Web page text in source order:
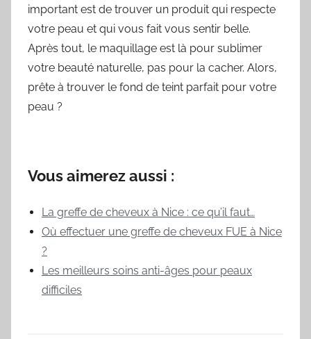
important est de trouver un produit qui respecte
votre peau et qui vous fait vous sentir belle.
Après tout, le maquillage est là pour sublimer
votre beauté naturelle, pas pour la cacher. Alors,
prête à trouver le fond de teint parfait pour votre
peau ?
Vous aimerez aussi :
La greffe de cheveux à Nice : ce qu’il faut…
Où effectuer une greffe de cheveux FUE à Nice
?
Les meilleurs soins anti-âges pour peaux
difficiles